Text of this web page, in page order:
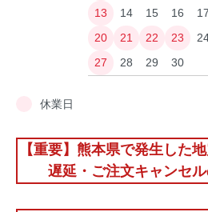
13
14 15 16 17
20
21 22 23
27
28 29 30
休業日
【重要】熊本県で発生した
遅延・ご注文キャンセ